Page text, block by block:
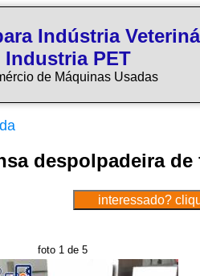
Indústria
Industria PET
de Máquinas Usadas
despolpadeira
foto 1 de 5